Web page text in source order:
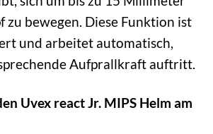
zu bewegen. Diese Funktion ist
und arbeitet automatisch,
Aufprallkraft auftritt.
Uvex react Jr. MIPS Helm am